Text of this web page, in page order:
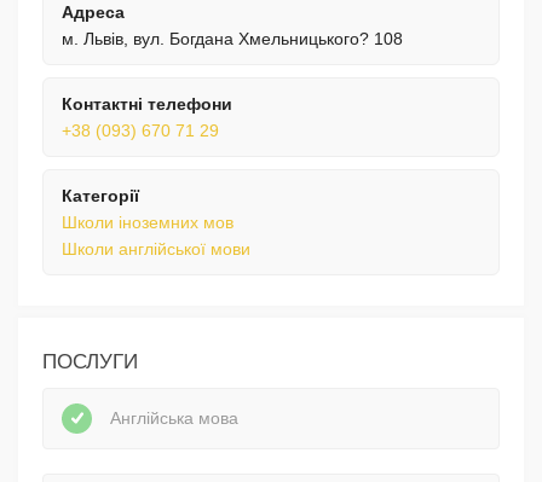
Адреса
м. Львів, вул. Богдана Хмельницького? 108
Контактні телефони
+38 (093) 670 71 29
Категорії
Школи іноземних мов
Школи англійської мови
ПОСЛУГИ
Англійська мова